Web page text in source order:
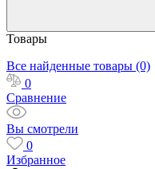
Товары
Все найденные товары (0)
0
Сравнение
Вы смотрели
0
Избранное